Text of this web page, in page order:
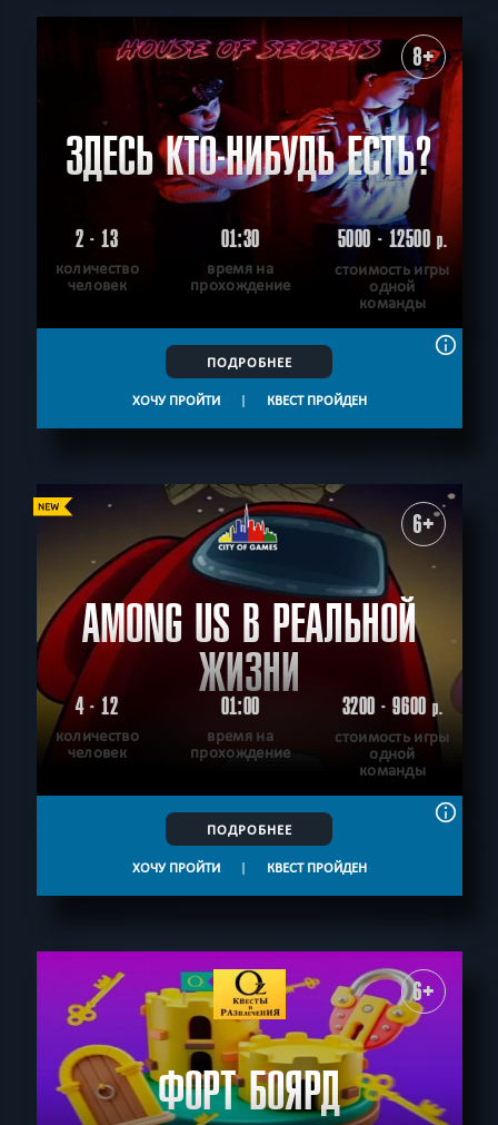
8+
ЗДЕСЬ КТО-НИБУДЬ ЕСТЬ?
2 - 13
количество
человек
01:30
время на
прохождение
5000 - 12500р.
стоимость игры
одной
команды
ПОДРОБНЕЕ
ХОЧУ ПРОЙТИ | КВЕСТ ПРОЙДЕН
6+
AMONG US В РЕАЛЬНОЙ
ЖИЗНИ
4 - 12
количество
человек
01:00
время на
прохождение
3200 - 9600р.
стоимость игры
одной
команды
ПОДРОБНЕЕ
ХОЧУ ПРОЙТИ | КВЕСТ ПРОЙДЕН
6+
ФОРТ БОЯРД